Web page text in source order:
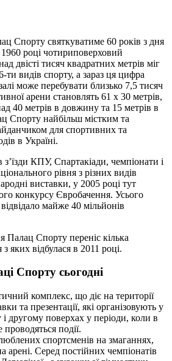
Спорту святкуватиме 60 років з дня
році чотириповерховий
двісті тисяч квадратних метрів міг
видів спорту, а зараз ця цифра
може перебувати близько 7,5 тисяч
арени становлять 61 х 30 метрів,
40 метрів в довжину та 15 метрів в
Спорту найбільш містким та
для спортивних та
в Україні.
КПУ, Спартакіади, чемпіонати і
рівня з різних видів
виставки, у 2005 році тут
конкурсу Євробачення. Усього
майже 40 мільйонів
Палац Спорту переніс кілька
яких відбулася в 2011 році.
Спорту сьогодні
комплекс, що діє на території
та презентації, які організовують у
другому поверхах у періоди, коли в
події.
спортсменів на змаганнях,
арені. Серед постійних чемпіонатів